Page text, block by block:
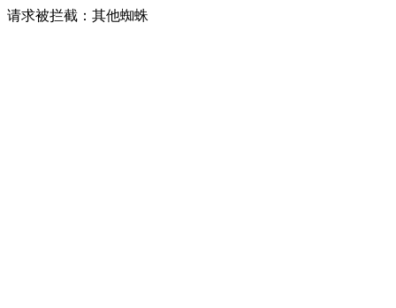
请求被拦截：其他蜘蛛